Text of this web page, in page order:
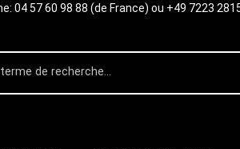
04 57 60 98 88 (de France) ou +49 7223